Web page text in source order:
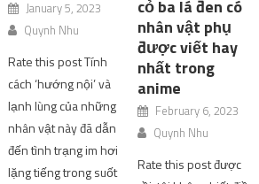
January 5, 2023
Quynh Nhu
Rate this post Tính
cách ‘hướng nội’ và
lạnh lùng của những
nhân vật này đã dẫn
đến tình trạng im hơi
lặng tiếng trong suốt
cỏ ba lá đen có
nhân vật phụ
được viết hay
nhất trong
anime
February 6, 2023
Quynh Nhu
Rate this post được